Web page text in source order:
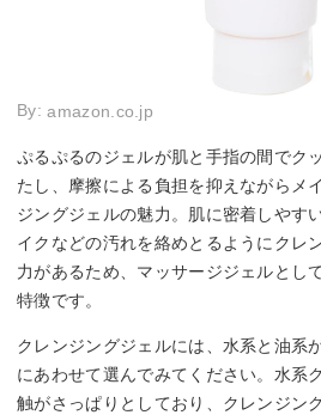
By:amazon.co.jp
ぷるぷるのジェルが肌と手指の間でク
たし、摩擦による負担を抑えながらメ
ジングジェルの魅力。肌に密着しやす
イクなどの汚れを絡めとるようにクレ
力があるため、マッサージジェルとし
特徴です。
クレンジングジェルには、水系と油系
にあわせて選んでみてください。水系
触がさっぱりとしており、クレンジン